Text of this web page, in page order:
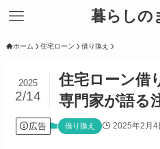
暮らしの
ホーム 住宅ローン 借り換え
住宅ローン借
専門家が語る
2025
2/14
広告 借り換え 2025年2月4